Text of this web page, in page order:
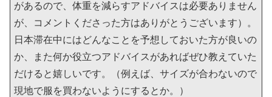
があるので、体重を減らすアドバイスは必要ありません
が、コメントくださった方はありがとうございます）。
日本滞在中にはどんなことを予想しておいた方が良いの
か、また何か役立つアドバイスがあればぜひ教えていた
だけると嬉しいです。（例えば、サイズが合わないので
現地で服を買わないようにするとか。）